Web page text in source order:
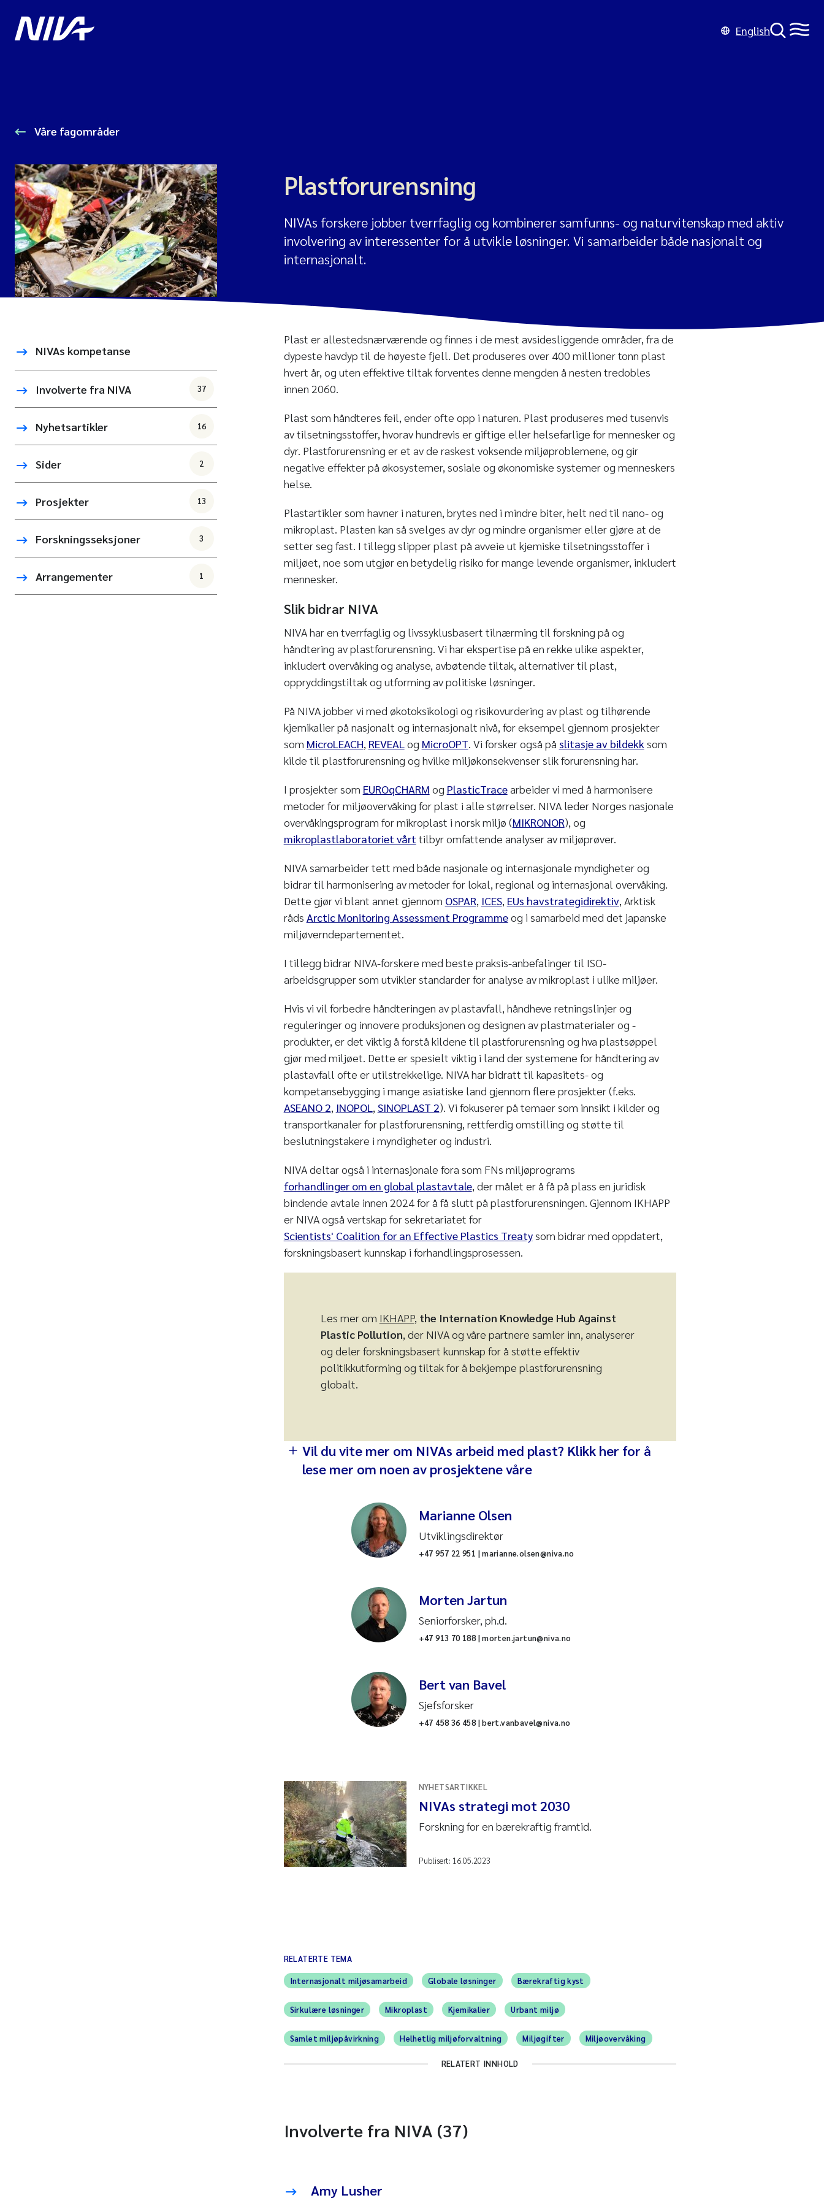
English
Våre fagområder
Plastforurensning
NIVAs forskere jobber tverrfaglig og kombinerer samfunns- og naturvitenskap med aktiv
involvering av interessenter for å utvikle løsninger. Vi samarbeider både nasjonalt og
internasjonalt.
NIVAs kompetanse
Involverte fra NIVA 37
Nyhetsartikler 16
Sider 2
Prosjekter 13
Forskningsseksjoner 3
Arrangementer 1
Plast er allestedsnærværende og finnes i de mest avsidesliggende områder, fra de
dypeste havdyp til de høyeste fjell. Det produseres over 400 millioner tonn plast
hvert år, og uten effektive tiltak forventes denne mengden å nesten tredobles
innen 2060.
Plast som håndteres feil, ender ofte opp i naturen. Plast produseres med tusenvis
av tilsetningsstoffer, hvorav hundrevis er giftige eller helsefarlige for mennesker og
dyr. Plastforurensning er et av de raskest voksende miljøproblemene, og gir
negative effekter på økosystemer, sosiale og økonomiske systemer og menneskers
helse.
Plastartikler som havner i naturen, brytes ned i mindre biter, helt ned til nano- og
mikroplast. Plasten kan så svelges av dyr og mindre organismer eller gjøre at de
setter seg fast. I tillegg slipper plast på avveie ut kjemiske tilsetningsstoffer i
miljøet, noe som utgjør en betydelig risiko for mange levende organismer, inkludert
mennesker.
Slik bidrar NIVA
NIVA har en tverrfaglig og livssyklusbasert tilnærming til forskning på og
håndtering av plastforurensning. Vi har ekspertise på en rekke ulike aspekter,
inkludert overvåking og analyse, avbøtende tiltak, alternativer til plast,
oppryddingstiltak og utforming av politiske løsninger.
På NIVA jobber vi med økotoksikologi og risikovurdering av plast og tilhørende
kjemikalier på nasjonalt og internasjonalt nivå, for eksempel gjennom prosjekter
som MicroLEACH, REVEAL og MicroOPT. Vi forsker også på slitasje av bildekk som
kilde til plastforurensning og hvilke miljøkonsekvenser slik forurensning har.
I prosjekter som EUROqCHARM og PlasticTracearbeider vi med å harmonisere
metoder for miljøovervåking for plast i alle størrelser. NIVA leder Norges nasjonale
overvåkingsprogram for mikroplast i norsk miljø (MIKRONOR), og
mikroplastlaboratoriet vårt tilbyr omfattende analyser av miljøprøver.
NIVA samarbeider tett med både nasjonale og internasjonale myndigheter og
bidrar til harmonisering av metoder for lokal, regional og internasjonal overvåking.
Dette gjør vi blant annet gjennom OSPAR, ICES, EUs havstrategidirektiv, Arktisk
råds Arctic Monitoring Assessment Programmeog i samarbeid med det japanske
miljøverndepartementet.
I tillegg bidrar NIVA-forskere med beste praksis-anbefalinger til ISO-
arbeidsgrupper som utvikler standarder for analyse av mikroplast i ulike miljøer.
Hvis vi vil forbedre håndteringen av plastavfall, håndheve retningslinjer og
reguleringer og innovere produksjonen og designen av plastmaterialer og -
produkter, er det viktig å forstå kildene til plastforurensning og hva plastsøppel
gjør med miljøet. Dette er spesielt viktig i land der systemene for håndtering av
plastavfall ofte er utilstrekkelige. NIVA har bidratt til kapasitets- og
kompetansebygging i mange asiatiske land gjennom flere prosjekter (f.eks.
ASEANO 2, INOPOL, SINOPLAST 2). Vi fokuserer på temaer som innsikt i kilder og
transportkanaler for plastforurensning, rettferdig omstilling og støtte til
beslutningstakere i myndigheter og industri.
NIVA deltar også i internasjonale fora som FNs miljøprograms
forhandlinger om en global plastavtale, der målet er å få på plass en juridisk
bindende avtale innen 2024 for å få slutt på plastforurensningen. Gjennom IKHAPP
er NIVA også vertskap for sekretariatet for
Scientists' Coalition for an Effective Plastics Treatysom bidrar med oppdatert,
forskningsbasert kunnskap i forhandlingsprosessen.
Les mer om IKHAPP, the Internation Knowledge Hub Against
Plastic Pollution, der NIVA og våre partnere samler inn, analyserer
og deler forskningsbasert kunnskap for å støtte effektiv
politikkutforming og tiltak for å bekjempe plastforurensning
globalt.
Vil du vite mer om NIVAs arbeid med plast? Klikk her for å
lese mer om noen av prosjektene våre
Marianne Olsen
Utviklingsdirektør
+47 957 22 951 | marianne.olsen@niva.no
Morten Jartun
Seniorforsker, ph.d.
+47 913 70 188 | morten.jartun@niva.no
Bert van Bavel
Sjefsforsker
+47 458 36 458 | bert.vanbavel@niva.no
NYHETSARTIKKEL
NIVAs strategi mot 2030
Forskning for en bærekraftig framtid.
Publisert: 16.05.2023
RELATERTE TEMA
Internasjonalt miljøsamarbeid Globale løsninger Bærekraftig kyst
Sirkulære løsninger Mikroplast Kjemikalier Urbant miljø
Samlet miljøpåvirkning Helhetlig miljøforvaltning Miljøgifter Miljøovervåking
RELATERT INNHOLD
Involverte fra NIVA (37)
Amy Lusher